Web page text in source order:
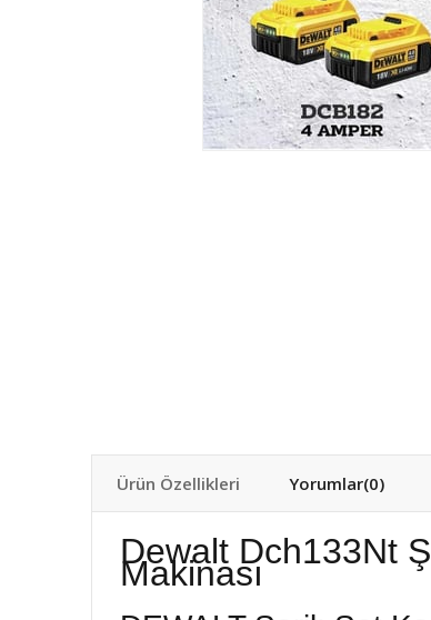
Ürün Özellikleri Yorumlar(0)
Dewalt Dch133Nt
Makinası